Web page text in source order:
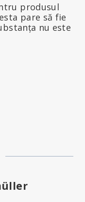
produsul
pare să fie
nu este